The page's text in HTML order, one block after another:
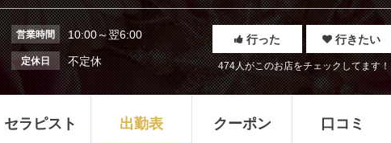
営業時間 10:00～翌6:00
定休日 不定休
行った 行きたい
474人がこのお店をチェックしてます！
セラピスト 出勤表 クーポン 口コミ